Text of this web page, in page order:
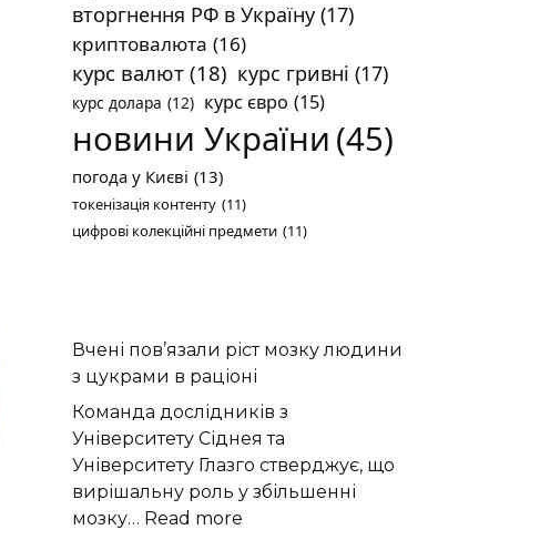
вторгнення РФ в Україну (17)
криптовалюта (16)
курс валют (18) курс гривні (17)
курс долара (12) курс євро (15)
новини України (45)
погода у Києві (13)
токенізація контенту (11)
цифрові колекційні предмети (11)
Вчені пов’язали ріст мозку людини
з цукрами в раціоні
Команда дослідників з
Університету Сіднея та
Університету Глазго стверджує, що
вирішальну роль у збільшенні
мозку… Read more